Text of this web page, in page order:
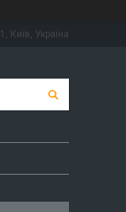
Київ, Україна